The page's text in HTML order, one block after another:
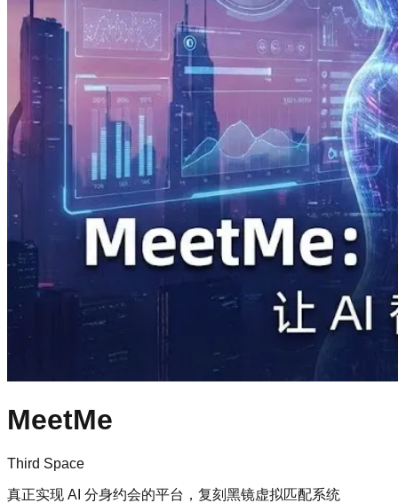
MeetMe
Third Space
真正实现 AI 分身约会的平台，复刻黑镜虚拟匹配系统